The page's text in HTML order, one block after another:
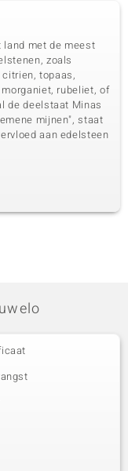
met de meest
zoals
topaas,
rubeliet, of
de deelstaat Minas
mijnen", staat
aan edelsteen